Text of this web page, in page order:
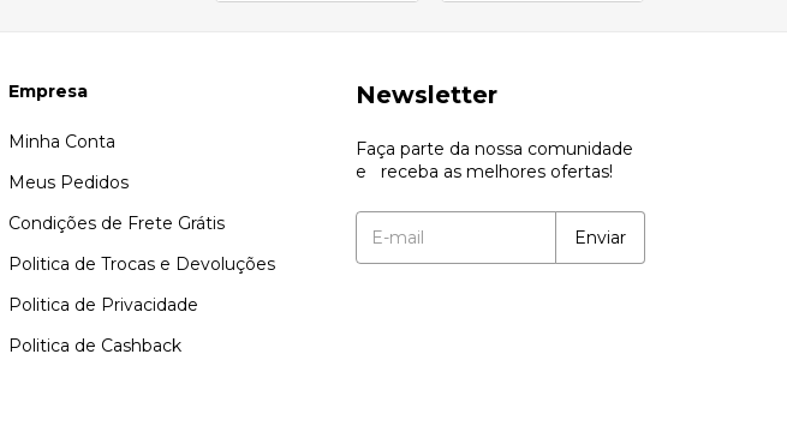
Empresa
Minha Conta
Meus Pedidos
Condições de Frete Grátis
Politica de Trocas e Devoluções
Politica de Privacidade
Politica de Cashback
Newsletter
Faça parte da nossa comunidade
e receba as melhores ofertas!